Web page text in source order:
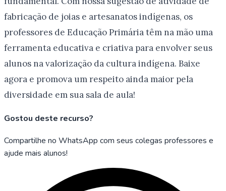
fabricação de joias e artesanatos indígenas, os
professores de Educação Primária têm na mão uma
ferramenta educativa e criativa para envolver seus
alunos na valorização da cultura indígena. Baixe
agora e promova um respeito ainda maior pela
diversidade em sua sala de aula!
Gostou deste recurso?
Compartilhe no WhatsApp com seus colegas professores e
ajude mais alunos!